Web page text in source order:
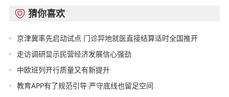
 猜你喜欢
京津冀率先启动试点 门诊异地就医直接结算适时全国推开
走访调研显示民营经济发展信心强劲
中欧班列开行质量又有新提升
教育APP有了规范引导 严守底线也留足空间